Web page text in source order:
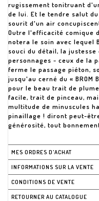
rugissement tonitruant
de lui. Et le tendre salut
sourit d'un air
Outre l'efficacité comique
notera le soin avec lequel
souci du détail, la justesse
personnages - ceux de la
ferme le passage piéton,
jusqu'au cerné du « BROM
pour le beau trait de
facile, trait de pinceau,
multitude de minuscules
pinaillage ! diront peut-
générosité, tout
MES ORDRES D'ACHAT
INFORMATIONS SUR LA VENTE
CONDITIONS DE VENTE
RETOURNER AU CATALOGUE